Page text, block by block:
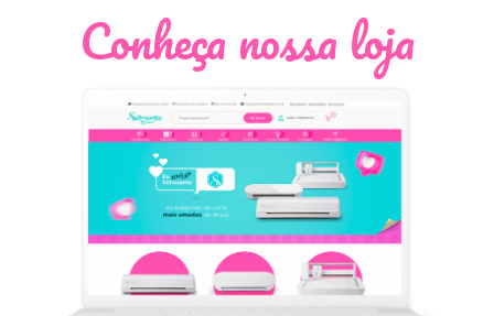
Conheça nossa loja
Léia Pastori